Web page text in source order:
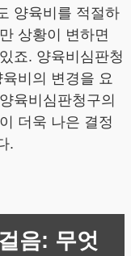
양육비를 적절하
상황이 변하면
죠. 양육비심판청
비의 변경을 요
육비심판청구의
더욱 나은 결정
.
음: 무엇